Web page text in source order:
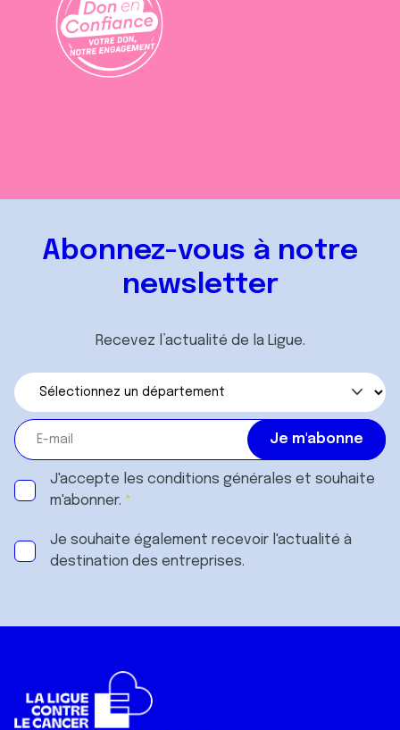
Abonnez-vous à notre
newsletter
Recevez l’actualité de la Ligue.
J'accepte les conditions générales et souhaite
m'abonner.
Je souhaite également recevoir l'actualité à
destination des entreprises.